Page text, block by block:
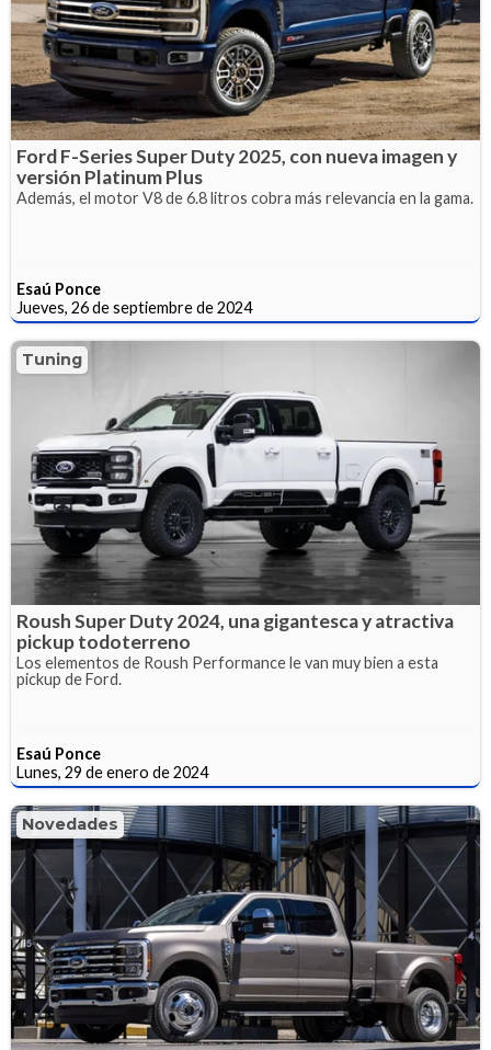
Ford F-Series Super Duty 2025, con nueva imagen y
versión Platinum Plus
Además, el motor V8 de 6.8 litros cobra más relevancia en la gama.
Esaú Ponce
Jueves, 26 de septiembre de 2024
Tuning
Roush Super Duty 2024, una gigantesca y atractiva
pickup todoterreno
Los elementos de Roush Performance le van muy bien a esta
pickup de Ford.
Esaú Ponce
Lunes, 29 de enero de 2024
Novedades